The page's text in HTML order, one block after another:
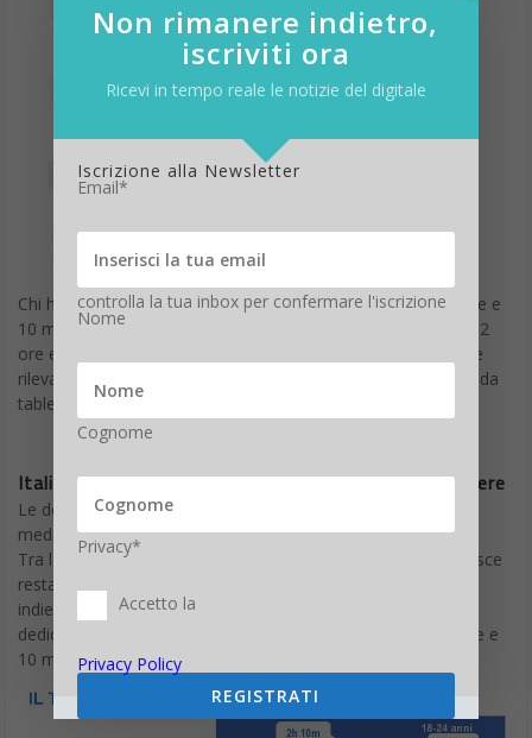
Chi ha navigato lo ha fatto complessivamente per circa 3 ore e
10 minuti in media al giorno. Facendolo via smartphone per 2
ore e 53 minuti in media per persona, meno dagli altri device
rilevati (1 ora e 17 minuti da computer e 1 ora 3 e 40 minuti da
tablet).
Italiani online: i dati Audiweb per fasce d’età e genere
Le donne dedicano circa 3 ore e mezza all’online nel giorno
medio, mezz’ora in più rispetto agli uomini.
Tra la popolazione maggiorenne risulta che quasi tutte le fasce
restano online per oltre 3 ore e 20. Rimangono un po’ più
indietro i 55-64enni, che nel giorno medio ad ottobre hanno
dedicato a internet 2 ore e 50 minuti, e gli over 64, con 2 ore e
10 minuti di navigazione al giorno.
Non rimanere indietro,
iscriviti ora
Ricevi in tempo reale le notizie del digitale
Iscrizione alla Newsletter
Email*
controlla la tua inbox per confermare l'iscrizione
Nome
Cognome
Privacy*
Accetto la
Privacy Policy
REGISTRATI